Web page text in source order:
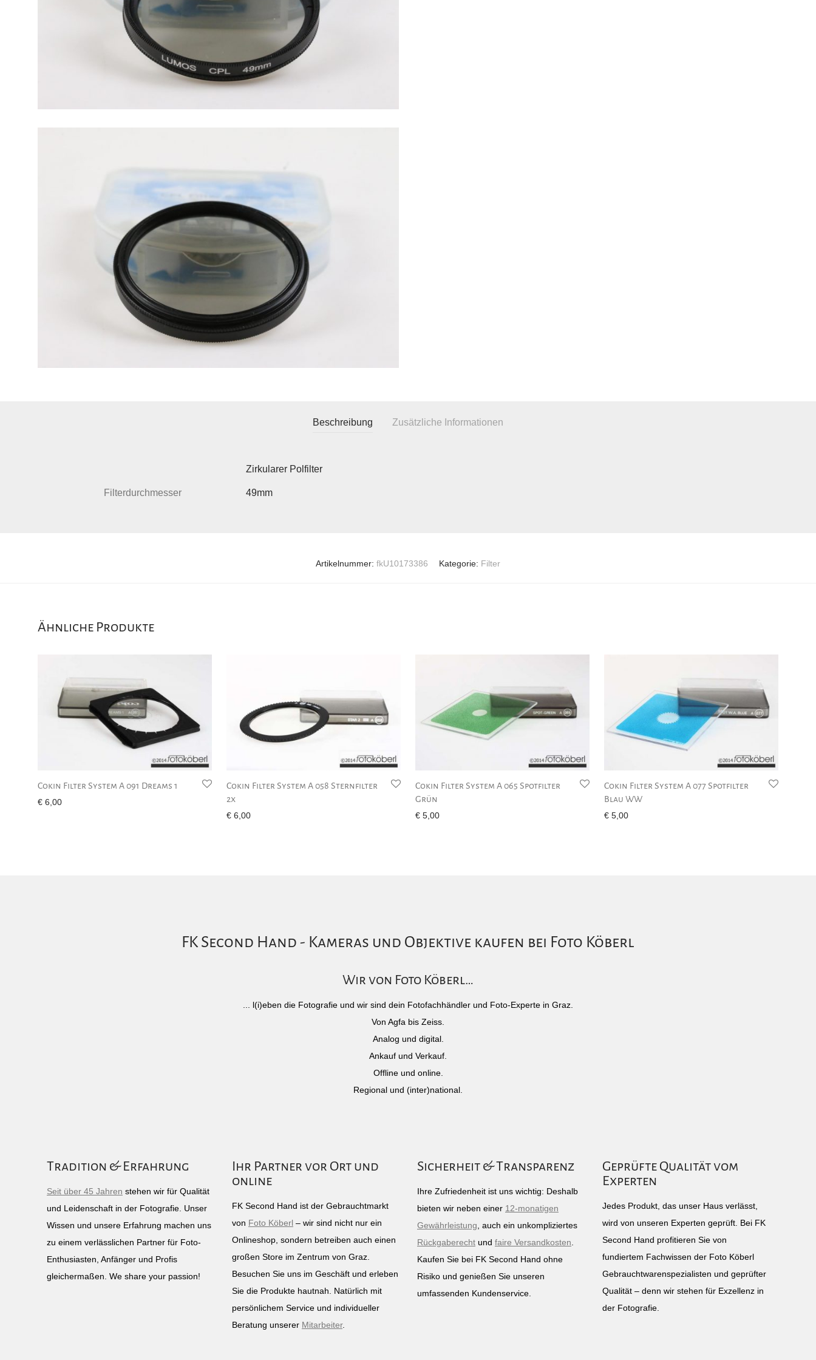
Beschreibung Zusätzliche Informationen
Zirkularer Polfilter
Filterdurchmesser 49mm
Artikelnummer: fkU10173386 Kategorie: Filter
Ähnliche Produkte
Cokin Filter System A 091 Dreams 1
€ 6,00
Cokin Filter System A 058 Sternfilter
2x
€ 6,00
Cokin Filter System A 065 Spotfilter
Grün
€ 5,00
Cokin Filter System A 077 Spotfilter
Blau WW
€ 5,00
FK Second Hand - Kameras und Objektive kaufen bei Foto Köberl
Wir von Foto Köberl…
... l(i)eben die Fotografie und wir sind dein Fotofachhändler und Foto-Experte in Graz.
Von Agfa bis Zeiss.
Analog und digital.
Ankauf und Verkauf.
Offline und online.
Regional und (inter)national.
Tradition & Erfahrung
Seit über 45 Jahren stehen wir für Qualität
und Leidenschaft in der Fotografie. Unser
Wissen und unsere Erfahrung machen uns
zu einem verlässlichen Partner für Foto-
Enthusiasten, Anfänger und Profis
gleichermaßen. We share your passion!
Ihr Partner vor Ort und
online
FK Second Hand ist der Gebrauchtmarkt
von Foto Köberl – wir sind nicht nur ein
Onlineshop, sondern betreiben auch einen
großen Store im Zentrum von Graz.
Besuchen Sie uns im Geschäft und erleben
Sie die Produkte hautnah. Natürlich mit
persönlichem Service und individueller
Beratung unserer Mitarbeiter.
Sicherheit & Transparenz
Ihre Zufriedenheit ist uns wichtig: Deshalb
bieten wir neben einer 12-monatigen
Gewährleistung , auch ein unkompliziertes
Rückgaberecht und faire Versandkosten
Kaufen Sie bei FK Second Hand ohne
Risiko und genießen Sie unseren
umfassenden Kundenservice.
Geprüfte Qualität vom
Experten
Jedes Produkt, das unser Haus verlässt,
wird von unseren Experten geprüft. Bei FK
Second Hand profitieren Sie von
fundiertem Fachwissen der Foto Köberl
Gebrauchtwarenspezialisten und geprüfter
Qualität – denn wir stehen für Exzellenz in
der Fotografie.